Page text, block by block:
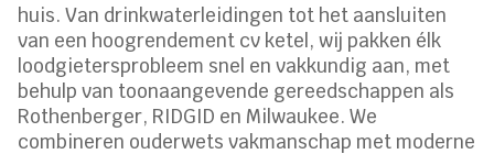
huis. Van drinkwaterleidingen tot het aansluiten
van een hoogrendement cv ketel, wij pakken élk
loodgietersprobleem snel en vakkundig aan, met
behulp van toonaangevende gereedschappen als
Rothenberger, RIDGID en Milwaukee. We
combineren ouderwets vakmanschap met moderne